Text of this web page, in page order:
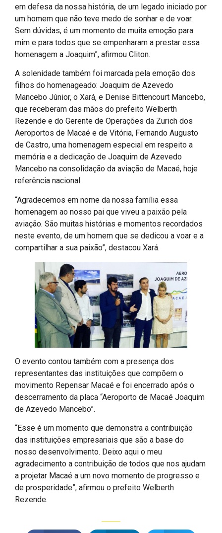
em defesa da nossa história, de um legado iniciado por
um homem que não teve medo de sonhar e de voar.
Sem dúvidas, é um momento de muita emoção para
mim e para todos que se empenharam a prestar essa
homenagem a Joaquim”, afirmou Cliton.
A solenidade também foi marcada pela emoção dos
filhos do homenageado: Joaquim de Azevedo
Mancebo Júnior, o Xará, e Denise Bittencourt Mancebo,
que receberam das mãos do prefeito Welberth
Rezende e do Gerente de Operações da Zurich dos
Aeroportos de Macaé e de Vitória, Fernando Augusto
de Castro, uma homenagem especial em respeito a
memória e a dedicação de Joaquim de Azevedo
Mancebo na consolidação da aviação de Macaé, hoje
referência nacional.
“Agradecemos em nome da nossa família essa
homenagem ao nosso pai que viveu a paixão pela
aviação. São muitas histórias e momentos recordados
neste evento, de um homem que se dedicou a voar e a
compartilhar a sua paixão”, destacou Xará.
O evento contou também com a presença dos
representantes das instituições que compõem o
movimento Repensar Macaé e foi encerrado após o
descerramento da placa “Aeroporto de Macaé Joaquim
de Azevedo Mancebo”.
“Esse é um momento que demonstra a contribuição
das instituições empresariais que são a base do
nosso desenvolvimento. Deixo aqui o meu
agradecimento a contribuição de todos que nos ajudam
a projetar Macaé a um novo momento de progresso e
de prosperidade”, afirmou o prefeito Welberth
Rezende.